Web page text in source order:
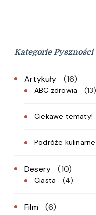
Kategorie Pyszności
Artykuły (16)
ABC zdrowia (13)
Ciekawe tematy!
Podróże kulinarne
Desery (10)
Ciasta (4)
Film (6)